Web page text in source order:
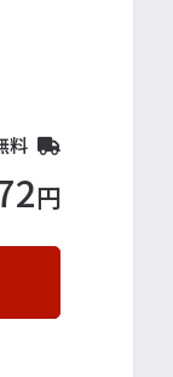
料
円